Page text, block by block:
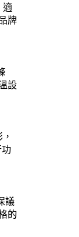
適
牌
設
議
的